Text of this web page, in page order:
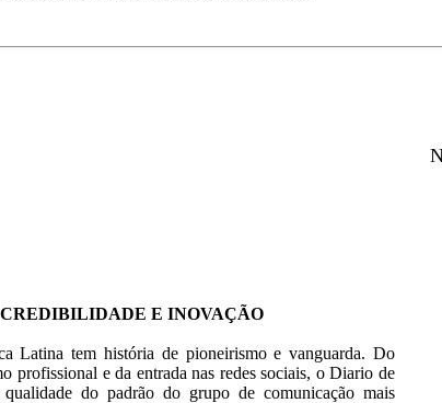
E INOVAÇÃO
Latina tem história de pioneirismo e vanguarda. Do
profissional e da entrada nas redes sociais, o Diario de
do padrão do grupo de comunicação mais